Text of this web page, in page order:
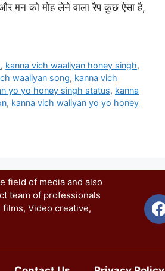
मन को मोह लेने वाला रैप कुछ ऐसा है,
, kanna vich waaliyan honey singh,
waaliyan song, kanna vich
yo yo honey singh status, kanna
, kanna vich waliyan yo yo honey
field of media and also
team of professionals
Video creative,